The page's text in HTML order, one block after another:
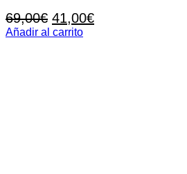
69,00€ El
precio
41,00€El
Añadir al carrito